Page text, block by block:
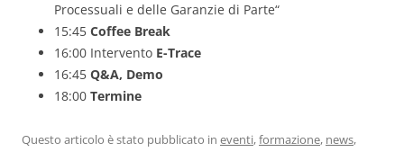
Processuali e delle Garanzie di Parte“
15:45 Coffee Break
16:00 Intervento E-Trace
16:45 Q&A, Demo
18:00 Termine
Questo articolo è stato pubblicato in eventi,formazione, news,